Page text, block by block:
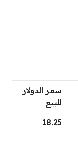
سعر الدولار
للبيع
18.25